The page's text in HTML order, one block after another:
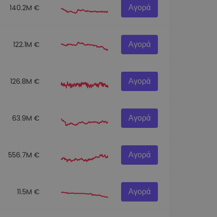
140.2M € Αγορά
122.1M € Αγορά
126.8M € Αγορά
63.9M € Αγορά
556.7M € Αγορά
11.5M € Αγορά